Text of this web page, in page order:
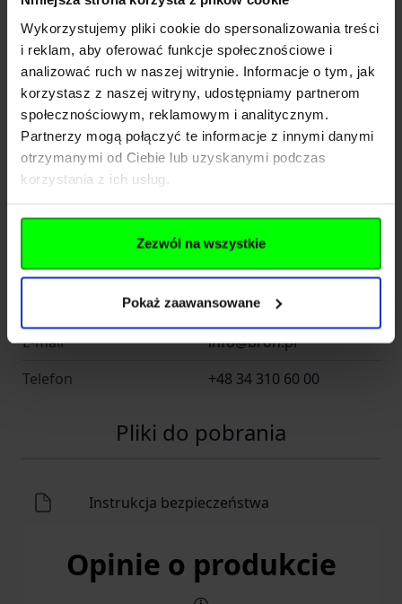
Wykorzystujemy pliki cookie do spersonalizowania treści
i reklam, aby oferować funkcje społecznościowe i
analizować ruch w naszej witrynie. Informacje o tym, jak
korzystasz z naszej witryny, udostępniamy partnerom
społecznościowym, reklamowym i analitycznym.
Partnerzy mogą połączyć te informacje z innymi danymi
otrzymanymi od Ciebie lub uzyskanymi podczas
korzystania z ich usług.
Zezwól na wszystkie
Pokaż zaawansowane
Importer
Nazwa
Bron.pl Sp. z o. o. ul.
Dawidowska 10, 05-500
Zamienie
Kraj
Adres
Kod pocztowy
42-202
Częstochowa
E-mail
info@bron.pl
Telefon
+48 34 310 60 00
Pliki do pobrania
Instrukcja bezpieczeństwa
Opinie o produkcie